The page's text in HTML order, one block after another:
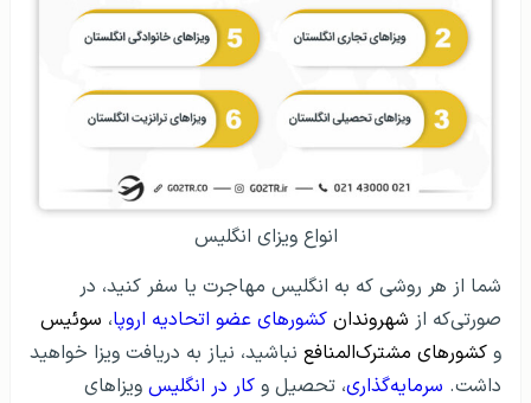
انواع ویزای انگلیس
شما از هر روشی که به انگلیس مهاجرت یا سفر کنید، در
صورتی‌که از شهروندان کشورهای عضو اتحادیه اروپا، سوئیس
و کشور‌های مشترک‌المنافع نباشید، نیاز به دریافت ویزا خواهید
داشت. سرمایه‌گذاری، تحصیل و کار در انگلیس ویزاهای